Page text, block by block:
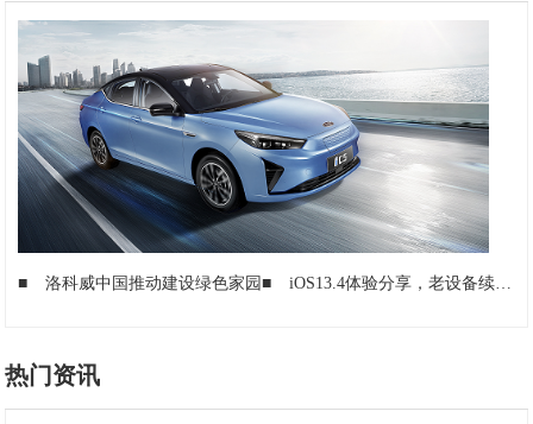
■ 洛科威中国推动建设绿色家园■ iOS13.4体验分享，老设备续航有所好转
热门资讯